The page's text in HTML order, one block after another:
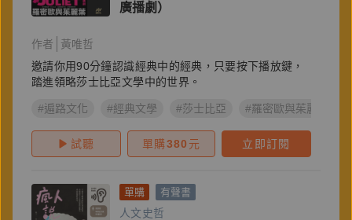
廣播劇）
作者
黃唯哲
邀請你用90分鐘認識經典中的經典，只要按下播放鍵，
踏進領略莎士比亞文學中的世界。
#遍路文化 #經典文學 #莎士比亞 #羅密歐與茱麗葉
試聽 單購380 元 立即訂閱
單購 有聲書
人文史哲